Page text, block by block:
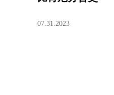
07.31.2023